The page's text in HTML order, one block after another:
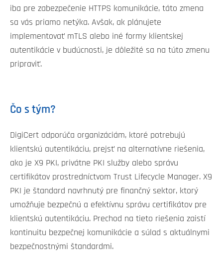
iba pre zabezpečenie HTTPS komunikácie, táto zmena
sa vás priamo netýka. Avšak, ak plánujete
implementovať mTLS alebo iné formy klientskej
autentikácie v budúcnosti, je dôležité sa na túto zmenu
pripraviť.
Čo s tým?
DigiCert odporúča organizáciám, ktoré potrebujú
klientskú autentikáciu, prejsť na alternatívne riešenia,
ako je X9 PKI, privátne PKI služby alebo správu
certifikátov prostredníctvom Trust Lifecycle Manager. X9
PKI je štandard navrhnutý pre finančný sektor, ktorý
umožňuje bezpečnú a efektívnu správu certifikátov pre
klientskú autentikáciu. Prechod na tieto riešenia zaistí
kontinuitu bezpečnej komunikácie a súlad s aktuálnymi
bezpečnostnými štandardmi.